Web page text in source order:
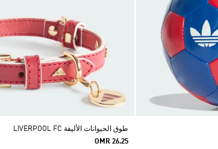
طوق الحيوانات الأليفة LIVERPOOL FC
OMR 26.25